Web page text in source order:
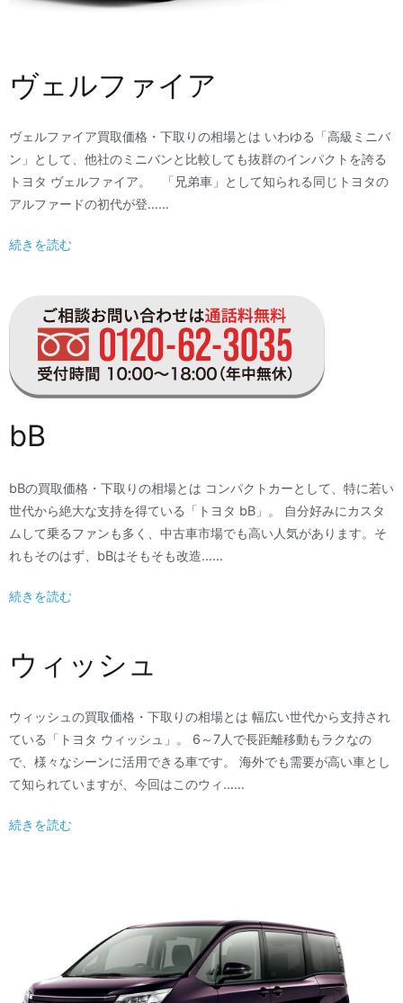
ヴェルファイア
ヴェルファイア買取価格・下取りの相場とは いわゆる「高級ミニバ
ン」として、他社のミニバンと比較しても抜群のインパクトを誇る
トヨタ ヴェルファイア。 「兄弟車」として知られる同じトヨタの
アルファードの初代が登……
続きを読む
bB
bBの買取価格・下取りの相場とは コンパクトカーとして、特に若い
世代から絶大な支持を得ている「トヨタ bB」。 自分好みにカスタ
ムして乗るファンも多く、中古車市場でも高い人気があります。そ
れもそのはず、bBはそもそも改造……
続きを読む
ウィッシュ
ウィッシュの買取価格・下取りの相場とは 幅広い世代から支持され
ている「トヨタ ウィッシュ」。 6～7人で長距離移動もラクなの
で、様々なシーンに活用できる車です。 海外でも需要が高い車とし
て知られていますが、今回はこのウィ……
続きを読む